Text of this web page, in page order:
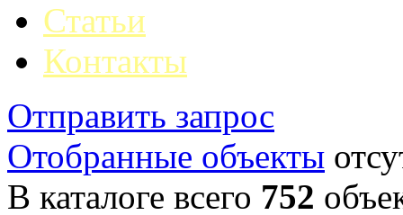
Статьи
Контакты
Отправить запрос
Отобранные объекты
В каталоге всего 752